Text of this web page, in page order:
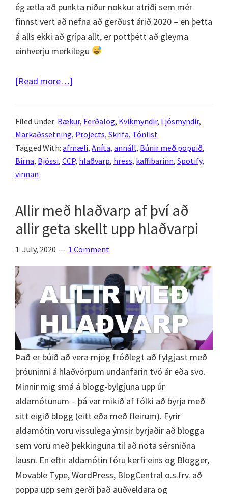
ég ætla að punkta niður nokkur atriði sem mér
finnst vert að nefna að gerðust árið 2020 – en þetta
á alls ekki að grípa allt, er pottþétt að gleyma
einhverju merkilegu
[Read more…]
baksýnisspeglinum
Filed Under: Bækur, Ferðalög, Kvikmyndir, Ljósmyndir,
Markaðssetning, Projects, Skrifa, Tónlist
Tagged With: afmæli, Aníta, annáll, Búnir með poppið,
Birna, Bjössi, CCP, hlaðvarp, hress, kaffibarinn, Spotify,
vinnan
Allir með hlaðvarp af því að
allir geta skellt upp hlaðvarpi
1. July, 2020 1 Comment
Það er búið að vera mjög fróðlegt að fylgjast með
þróuninni á hlaðvörpum undanfarin tvö ár eða svo.
Minnir mig smá á blogg-bylgjuna upp úr
aldamótunum – þá var mikið af fólki að byrja með
sitt eigið blogg (eitt eða með fleirum). Fyrir
aldamótin voru vissulega ýmsir byrjaðir að blogga
sem voru með þekkinguna til að nota sérsniðna
lausn. En eftir aldamótin fóru kerfi eins og Blogger,
Movable Type, WordPress, BlogCentral o.s.frv. að
poppa upp sem gerði það auðveldara og